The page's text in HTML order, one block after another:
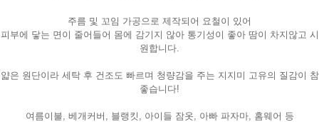
주름 및 꼬임 가공으로 제작되어 요철이 있어
피부에 닿는 면이 줄어들어 몸에 감기지 않아 통기성이 좋아 땀이 차지않고 시
원합니다.
얇은 원단이라 세탁 후 건조도 빠르며 청량감을 주는 지지미 고유의 질감이 참
좋습니다!
여름이불, 베개커버, 블랭킷, 아이들 잠옷, 아빠 파자마, 홈웨어 등